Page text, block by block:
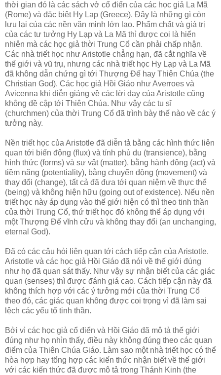
thời gian đó là các sách vở cổ điển của các học giả La Mã
(Rome) và đặc biệt Hy Lạp (Greece). Đây là những gì còn
lưu lại của các nền văn minh lớn lao. Phẩm chất và giá trị
của các tư tưởng Hy Lạp và La Mã thì được coi là hiển
nhiên mà các học giả thời Trung Cổ cần phải chấp nhận.
Các nhà triết học như Aristotle chẳng hạn, đã cắt nghĩa về
thế giới và vũ trụ, nhưng các nhà triết học Hy Lạp và La Mã
đã không dẫn chứng gì tới Thượng Đế hay Thiên Chúa (the
Christian God). Các học giả Hồi Giáo như Averroes và
Avicenna khi diễn giảng về các lời dạy của Aristotle cũng
không đề cập tới Thiên Chúa. Như vậy các tu sĩ
(churchmen) của thời Trung Cổ đã trình bày thế nào về các ý
tưởng này.
Nền triết học của Aristotle đã diễn tả bằng các hình thức liên
quan tới biến động (flux) và tính phù du (transience), bằng
hình thức (forms) và sự vật (matter), bằng hành động (act) và
tiềm năng (potentiality), bằng chuyển động (movement) và
thay đổi (change), tất cả đã đưa tới quan niệm về thực thể
(being) và không hiện hữu (going out of existence). Nếu nền
triết học này áp dụng vào thế giới hiện có thì theo tinh thần
của thời Trung Cổ, thứ triết học đó không thể áp dụng với
một Thượng Đế vĩnh cửu và không thay đổi (an unchanging,
eternal God).
Đã có các câu hỏi liên quan tới cách tiếp cận của Aristotle.
Aristotle và các học giả Hồi Giáo đã nói về thế giới đúng
như họ đã quan sát thấy. Như vậy sự nhận biết của các giác
quan (senses) thì được đánh giá cao. Cách tiếp cận này đã
không thích hợp với các ý tưởng mới của thời Trung Cổ
theo đó, các giác quan không được coi trọng vì đã làm sai
lệch các yếu tố tinh thần.
Bởi vì các học giả cổ điển và Hồi Giáo đã mô tả thế giới
đúng như họ nhìn thấy, điều này không đúng theo các quan
điểm của Thiên Chúa Giáo. Làm sao một nhà triết học có thể
hòa hợp hay tổng hợp các kiến thức nhận biết về thế giới
với các kiến thức đã được mô tả trong Thánh Kinh (the